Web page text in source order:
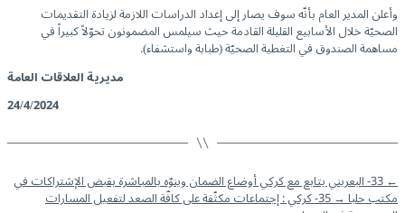
وأعلن المدير العام بأنّه سوف يصار إلى إعداد الدراسات اللازمة لزيادة التقديمات
الصحيّة خلال الأسابيع القليلة القادمة حيث سيلمس المضمونون تحوّلاً كبيراً في
مساهمة الصندوق في التغطية الصحيّة (طبابة واستشفاء).
مديرية العلاقات العامة
24/4/2024
← 33- البعريني يتابع مع كركي أوضاع الضمان وينوّه بالمباشرة بقبض الإشتراكات في
مكتب حلبا→ 35- كركي : إجتماعات مكثّفة على كافّة الصعد لتفعيل المسارات